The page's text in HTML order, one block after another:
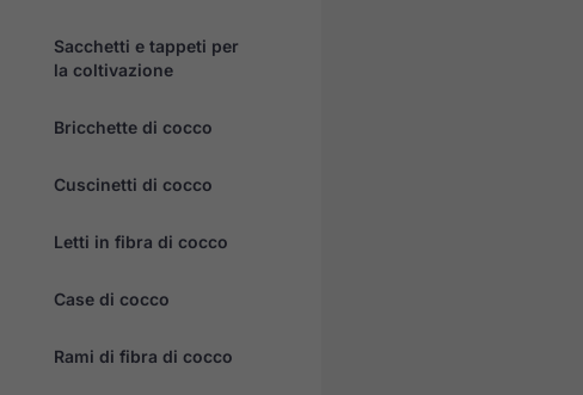
Sacchetti e tappeti per
la coltivazione
Bricchette di cocco
Cuscinetti di cocco
Letti in fibra di cocco
Case di cocco
Rami di fibra di cocco